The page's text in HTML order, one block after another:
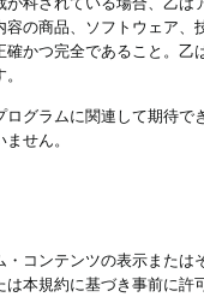
の商品、ソフトウェア
かつ完全であること。
グラムに関連して期待
せん。
コンテンツの表示また
本規約に基づき事前に